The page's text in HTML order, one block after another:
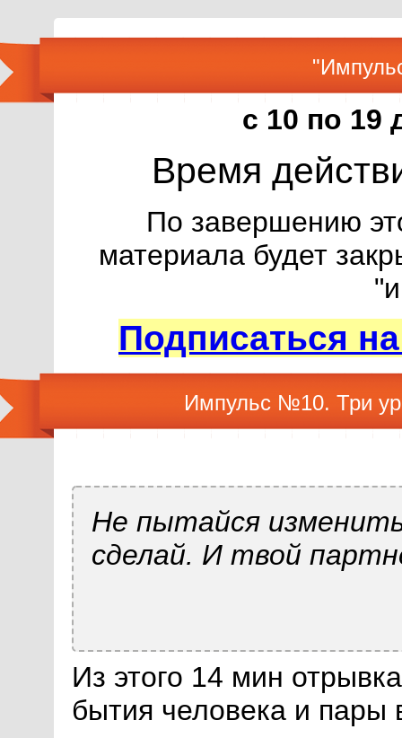
с 10 по 19
Время
По завершению
материала будет
Подписаться
Импульс №10. Три
Не пытайся
сделай. И твой
Из этого 14 мин
бытия человека и пары